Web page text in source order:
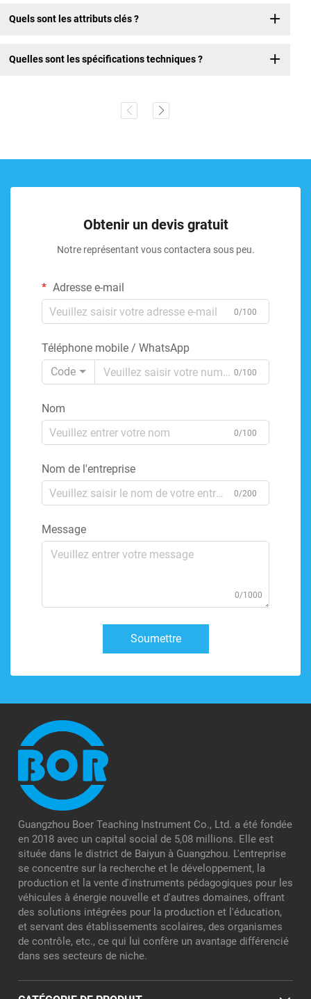
Quels sont les attributs clés ?
Quelles sont les spécifications techniques ?
Obtenir un devis gratuit
Notre représentant vous contactera sous peu.
Adresse e-mail
0/100
Téléphone mobile / WhatsApp
Code
0/100
Nom
0/100
Nom de l'entreprise
0/200
Message
0/1000
Soumettre
Guangzhou Boer Teaching Instrument Co., Ltd. a été fondée
en 2018 avec un capital social de 5,08 millions. Elle est
située dans le district de Baiyun à Guangzhou. L'entreprise
se concentre sur la recherche et le développement, la
production et la vente d'instruments pédagogiques pour les
véhicules à énergie nouvelle et d'autres domaines, offrant
des solutions intégrées pour la production et l'éducation,
et servant des établissements scolaires, des organismes
de contrôle, etc., ce qui lui confère un avantage différencié
dans ses secteurs de niche.